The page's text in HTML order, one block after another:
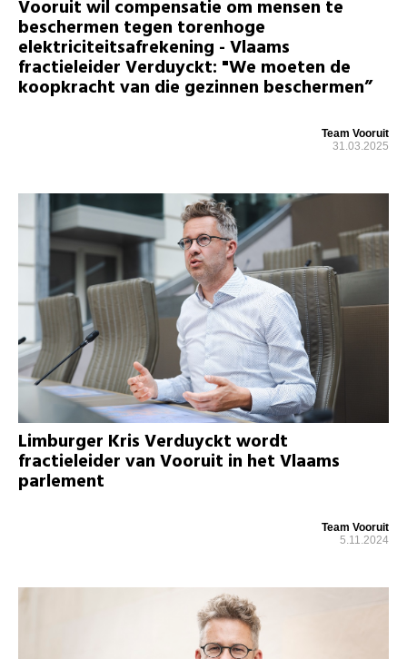
Vooruit wil compensatie om mensen te
beschermen tegen torenhoge
elektriciteitsafrekening - Vlaams
fractieleider Verduyckt: "We moeten de
koopkracht van die gezinnen beschermen”
Team Vooruit
31.03.2025
Limburger Kris Verduyckt wordt
fractieleider van Vooruit in het Vlaams
parlement
Team Vooruit
5.11.2024